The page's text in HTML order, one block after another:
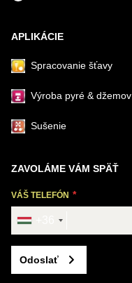
APLIKÁCIE
Spracovanie šťavy
Výroba pyré & džemov
Sušenie
ZAVOLÁME VÁM SPÄŤ
VÁŠ TELEFÓN
Odoslať